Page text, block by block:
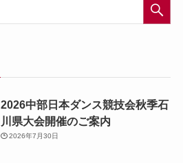
2026中部日本ダンス競技会秋季石
川県大会開催のご案内
2026年7月30日